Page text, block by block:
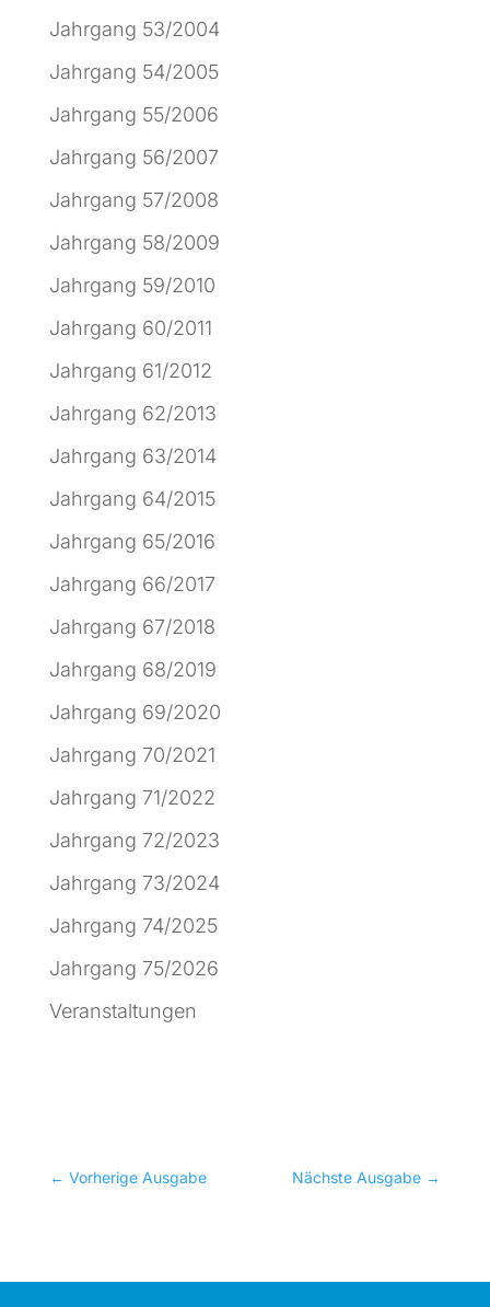
Jahrgang 53/2004
Jahrgang 54/2005
Jahrgang 55/2006
Jahrgang 56/2007
Jahrgang 57/2008
Jahrgang 58/2009
Jahrgang 59/2010
Jahrgang 60/2011
Jahrgang 61/2012
Jahrgang 62/2013
Jahrgang 63/2014
Jahrgang 64/2015
Jahrgang 65/2016
Jahrgang 66/2017
Jahrgang 67/2018
Jahrgang 68/2019
Jahrgang 69/2020
Jahrgang 70/2021
Jahrgang 71/2022
Jahrgang 72/2023
Jahrgang 73/2024
Jahrgang 74/2025
Jahrgang 75/2026
Veranstaltungen
← Vorherige Ausgabe Nächste Ausgabe →